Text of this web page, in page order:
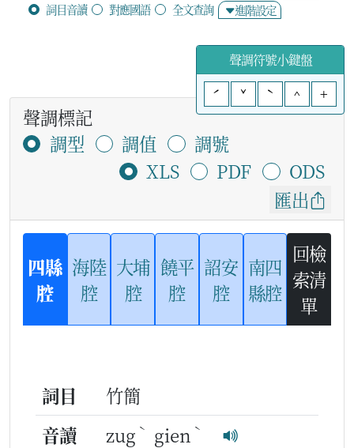
詞目音讀 對應國語 全文查詢 進階設定
聲調符號小鍵盤
ˊ
ˇ ˋ ^ +
聲調標記
調型
調值
調號
XLS
PDF
ODS
匯出
四縣
腔
海陸
腔
大埔
腔
饒平
腔
詔安
腔
南四
縣腔
回檢
索清
單
詞目
竹簡
音讀
zug ˋ gien ˋ